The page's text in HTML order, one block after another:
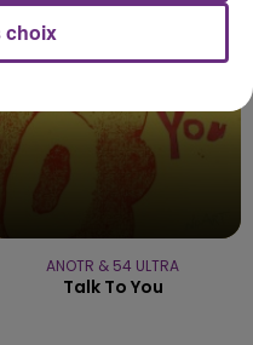
ANOTR & 54 ULTRA
Talk To You
choix